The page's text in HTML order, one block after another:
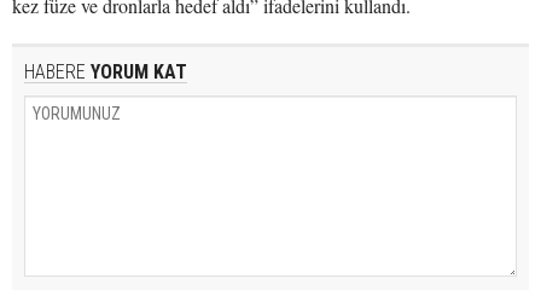
kez füze ve dronlarla hedef aldı” ifadelerini kullandı.
HABERE YORUM KAT